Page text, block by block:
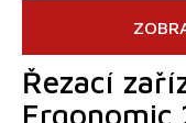
Řezací
Ergonomic